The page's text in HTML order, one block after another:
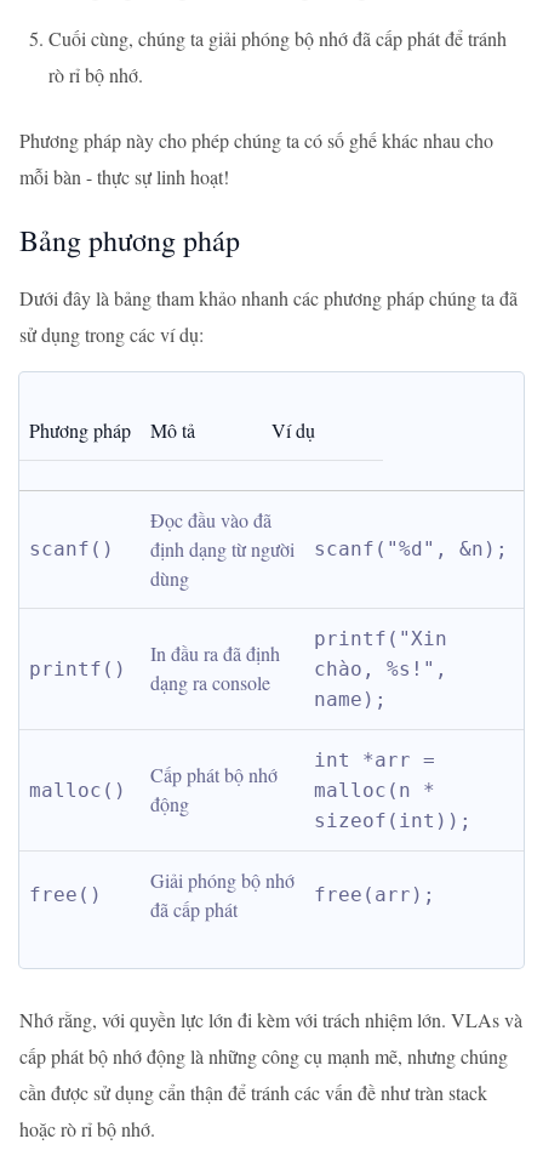
Cuối cùng, chúng ta giải phóng bộ nhớ đã cấp phát để tránh
rò rỉ bộ nhớ.
Phương pháp này cho phép chúng ta có số ghế khác nhau cho
mỗi bàn - thực sự linh hoạt!
Bảng phương pháp
Dưới đây là bảng tham khảo nhanh các phương pháp chúng ta đã
sử dụng trong các ví dụ:
Phương pháp Mô tả Ví dụ
scanf()
Đọc đầu vào đã
định dạng từ người
dùng
scanf("%d", &n);
printf()
In đầu ra đã định
dạng ra console
printf("Xin
chào, %s!",
name);
malloc()
Cấp phát bộ nhớ
động
int *arr =
malloc(n *
sizeof(int));
free()
Giải phóng bộ nhớ
đã cấp phát
free(arr);
Nhớ rằng, với quyền lực lớn đi kèm với trách nhiệm lớn. VLAs và
cấp phát bộ nhớ động là những công cụ mạnh mẽ, nhưng chúng
cần được sử dụng cẩn thận để tránh các vấn đề như tràn stack
hoặc rò rỉ bộ nhớ.